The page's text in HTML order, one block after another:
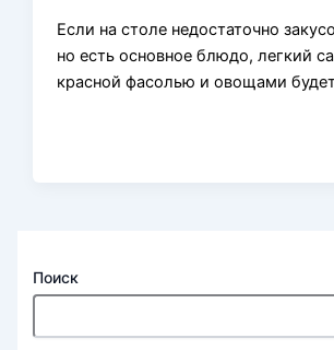
Если на столе недостаточно
но есть основное блюдо, легкий
красной фасолью и овощами
Поиск